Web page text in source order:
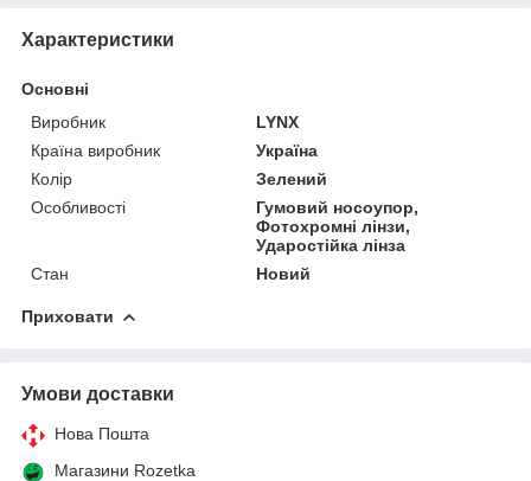
Характеристики
Основні
Виробник
LYNX
Країна виробник
Україна
Колір
Зелений
Особливості
Гумовий носоупор,
Фотохромні лінзи,
Ударостійка лінза
Стан
Новий
Приховати
Умови доставки
Нова Пошта
Магазини Rozetka